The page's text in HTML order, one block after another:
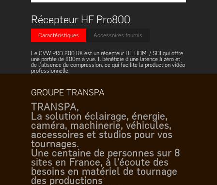
Récepteur HF Pro800
Caractéristiques Accessoires fournis
Le CVW PRO 800 RX est un récepteur HF HDMI / SDI qui offre
une portée de 800m à vue. Il bénéficie d’une latence à zéro et
de l’absence de compression, ce qui facilite la production vidéo
professionnelle.
GROUPE TRANSPA
TRANSPA,
La solution éclairage, énergie,
caméra, machinerie, véhicules,
accessoires et studios pour vos
tournages.
Une centaine de personnes sur 8
sites en France, à l’écoute des
besoins en matériel de tournage
des productions